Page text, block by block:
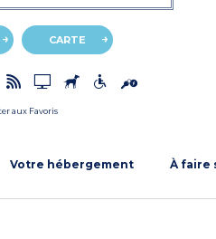
CARTE
aux Favoris
Votre hébergement À faire